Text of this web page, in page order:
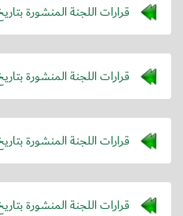
قرارات اللجنة المنشورة
قرارات اللجنة المنشورة
قرارات اللجنة المنشورة
قرارات اللجنة المنشورة